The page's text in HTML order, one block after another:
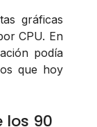
gráficas
CPU. En
podía
que hoy
los 90